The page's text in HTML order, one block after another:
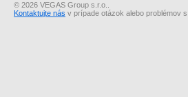
© 2026 VEGAS Group s.r.o..
Kontaktujte nás v prípade otázok alebo problémov